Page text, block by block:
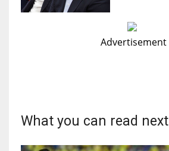
Advertisement
What you can read next